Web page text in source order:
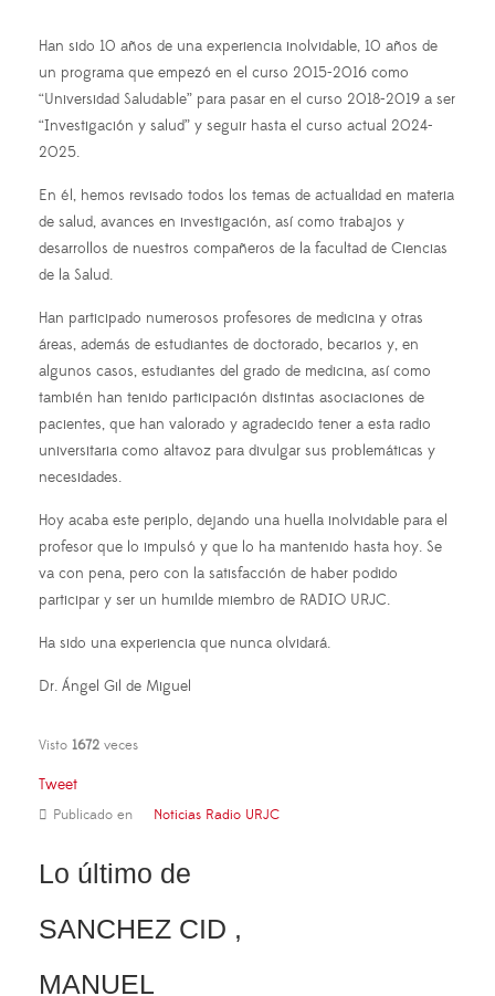
Han sido 10 años de una experiencia inolvidable, 10 años de
un programa que empezó en el curso 2015-2016 como
“Universidad Saludable” para pasar en el curso 2018-2019 a ser
“Investigación y salud” y seguir hasta el curso actual 2024-
2025.
En él, hemos revisado todos los temas de actualidad en materia
de salud, avances en investigación, así como trabajos y
desarrollos de nuestros compañeros de la facultad de Ciencias
de la Salud.
Han participado numerosos profesores de medicina y otras
áreas, además de estudiantes de doctorado, becarios y, en
algunos casos, estudiantes del grado de medicina, así como
también han tenido participación distintas asociaciones de
pacientes, que han valorado y agradecido tener a esta radio
universitaria como altavoz para divulgar sus problemáticas y
necesidades.
Hoy acaba este periplo, dejando una huella inolvidable para el
profesor que lo impulsó y que lo ha mantenido hasta hoy. Se
va con pena, pero con la satisfacción de haber podido
participar y ser un humilde miembro de RADIO URJC.
Ha sido una experiencia que nunca olvidará.
Dr. Ángel Gil de Miguel
Visto 1672 veces
Tweet
Publicado en Noticias Radio URJC
Lo último de
SANCHEZ CID ,
MANUEL